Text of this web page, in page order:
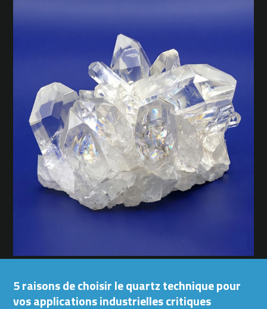
5 raisons de choisir le quartz technique pour
vos applications industrielles critiques